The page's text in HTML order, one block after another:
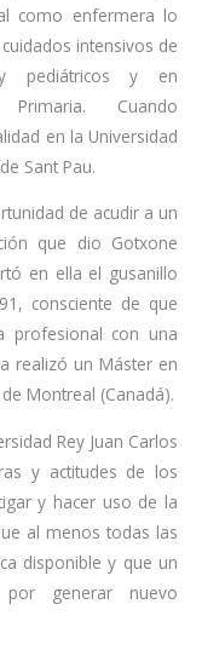
como enfermera lo
intensivos de
pediátricos y en
Primaria. Cuando
en la Universidad
Sant Pau.
de acudir a un
que dio Gotxone
en ella el gusanillo
consciente de que
profesional con una
realizó un Máster en
Montreal (Canadá).
Rey Juan Carlos
y actitudes de los
y hacer uso de la
al menos todas las
disponible y que un
generar nuevo